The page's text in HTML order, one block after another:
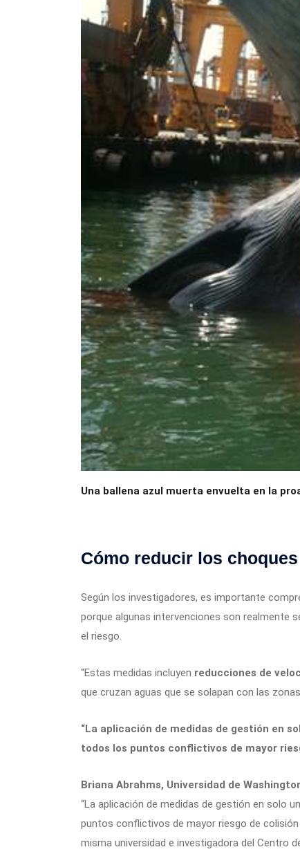
Una ballena azul muerta envuelta en la
Cómo reducir los choques
Según los investigadores, es importante
porque algunas intervenciones son realmente
el riesgo.
“Estas medidas incluyen reducciones de
que cruzan aguas que se solapan con las
“La aplicación de medidas de gestión en
todos los puntos conflictivos de mayor
Briana Abrahms, Universidad de
“La aplicación de medidas de gestión en solo
puntos conflictivos de mayor riesgo de colisión
misma universidad e investigadora del Centro